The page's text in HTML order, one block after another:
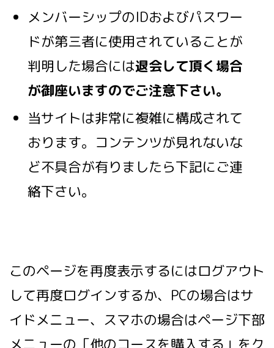
メンバーシップのIDおよびパスワー
ドが第三者に使用されていることが
判明した場合には退会して頂く場合
が御座いますのでご注意下さい。
当サイトは非常に複雑に構成されて
おります。コンテンツが見れないな
ど不具合が有りましたら下記にご連
絡下さい。
このページを再度表示するにはログアウト
して再度ログインするか、PCの場合はサ
イドメニュー、スマホの場合はページ下部
メニューの「他のコースを購入する」をク